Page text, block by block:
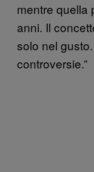
mentre quella
anni. Il
solo nel
controversie.”